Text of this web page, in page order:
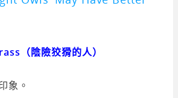
（陰險狡猾的人）
象。